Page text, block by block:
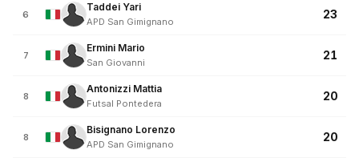
6
Taddei Yari
APD San Gimignano
23
7
Ermini Mario
San Giovanni
21
8
Antonizzi Mattia
Futsal Pontedera
20
8
Bisignano Lorenzo
APD San Gimignano
20